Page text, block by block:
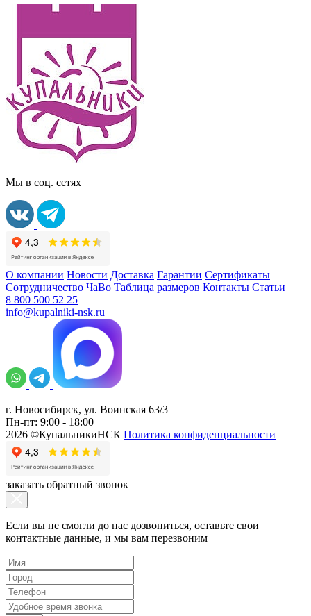
Мы в соц. сетях
О компании Новости Доставка Гарантии Сертификаты
Сотрудничество ЧаВо Таблица размеров Контакты Статьи
8 800 500 52 25
info@kupalniki-nsk.ru
г. Новосибирск, ул. Воинская 63/3
Пн-пт: 9:00 - 18:00
2026 ©КупальникиНСК Политика конфиденциальности
заказать обратный звонок
Если вы не смогли до нас дозвониться, оставьте свои
контактные данные, и мы вам перезвоним